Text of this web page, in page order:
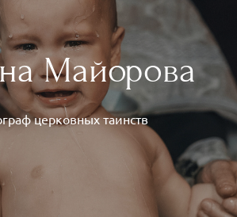
Майорова
церковных таинств